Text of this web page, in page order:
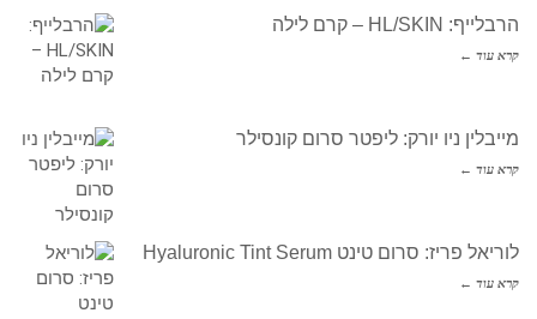
הרבלייף: HL/SKIN – קרם לילה
קרא עוד ←
מייבלין ניו יורק: ליפטר סרום קונסילר
קרא עוד ←
לוריאל פריז: סרום טינט Hyaluronic Tint Serum
קרא עוד ←